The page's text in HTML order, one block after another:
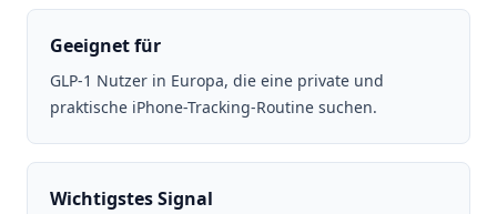
Geeignet für
GLP-1 Nutzer in Europa, die eine private und
praktische iPhone-Tracking-Routine suchen.
Wichtigstes Signal